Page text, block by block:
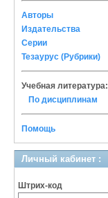
Авторы
Издательства
Серии
Тезаурус (Рубрики)
Учебная литература:
По дисциплинам
Помощь
Личный кабинет :
Штрих-код